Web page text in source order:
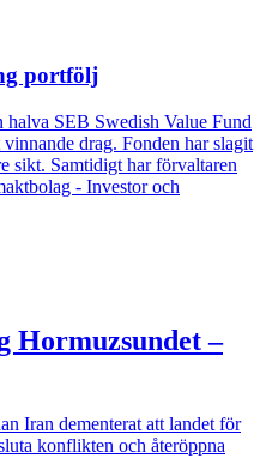
portfölj
SEB Swedish Value Fund
drag. Fonden har slagit
sikt. Samtidigt har förvaltaren
- Investor och
Hormuzsundet –
Iran dementerat att landet för
konflikten och återöppna